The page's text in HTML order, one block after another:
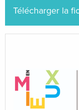
Télécharger la